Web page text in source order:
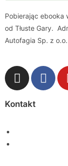
Pobierając ebooka
od Tłuste Gary.
Autofagia Sp. z o.o.
Kontakt